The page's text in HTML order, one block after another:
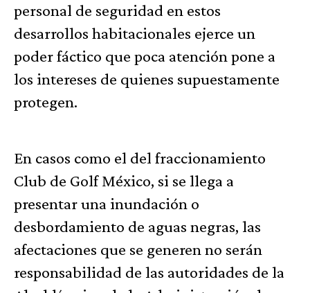
personal de seguridad en estos
desarrollos habitacionales ejerce un
poder fáctico que poca atención pone a
los intereses de quienes supuestamente
protegen.
En casos como el del fraccionamiento
Club de Golf México, si se llega a
presentar una inundación o
desbordamiento de aguas negras, las
afectaciones que se generen no serán
responsabilidad de las autoridades de la